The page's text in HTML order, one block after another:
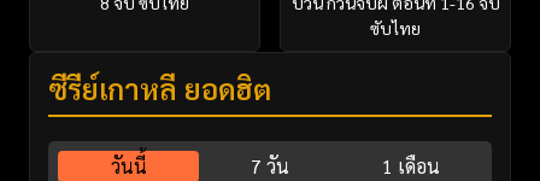
ซับไทย
ซีรี่ย์เกาหลี ยอดฮิต
วันนี้ 7 วัน 1 เดือน